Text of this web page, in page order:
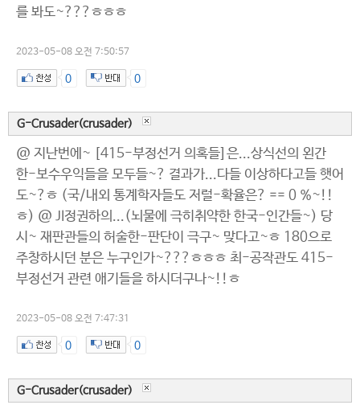
를 봐도~???ㅎㅎㅎ
2023-05-08 오전 7:50:57
0 0
G-Crusader(crusader)
@ 지난번에~ [415-부정선거 의혹들]은...상식선의 왼간
한-보수우익들을 모두들~? 결과가...다들 이상하다고들 햇어
도~?ㅎ (국/내외 통계학자들도 저럴-확율은? == 0 %~!!
ㅎ) @ JI정권하의...(뇌물에 극히취약한 한국-인간들~) 당
시~ 재판관들의 허술한-판단이 극구~ 맞다고~ㅎ 180으로
주창하시던 분은 누구인가~???ㅎㅎㅎ 최-공작관도 415-
부정선거 관련 애기들을 하시더구나~!!ㅎ
2023-05-08 오전 7:47:31
0 0
G-Crusader(crusader)